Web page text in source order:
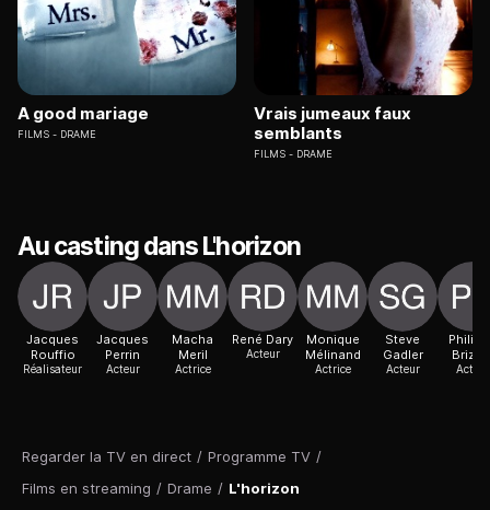
Regarder la TV en direct / Programme TV /
Films en streaming / Drame / L'horizon
A good mariage
FILMS DRAME
Vrais jumeaux faux
semblants
FILMS DRAME
Au casting dans L'horizon
Jacques
Rouffio
Réalisateur
Jacques
Perrin
Acteur
Macha
Meril
Actrice
René Dary
Acteur
Monique
Mélinand
Actrice
Steve
Gadler
Acteur Acteur